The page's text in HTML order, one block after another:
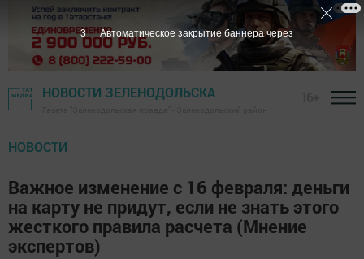
НОВОСТИ ЗЕЛЕНОДОЛЬСКА
НОВОСТИ
Важное изменение с 16 февраля: деньги
на карту не придут, если не знать этого
жесткого правила расчета (Мнение
экспертов)
2 Автоматическое закрытие баннера через